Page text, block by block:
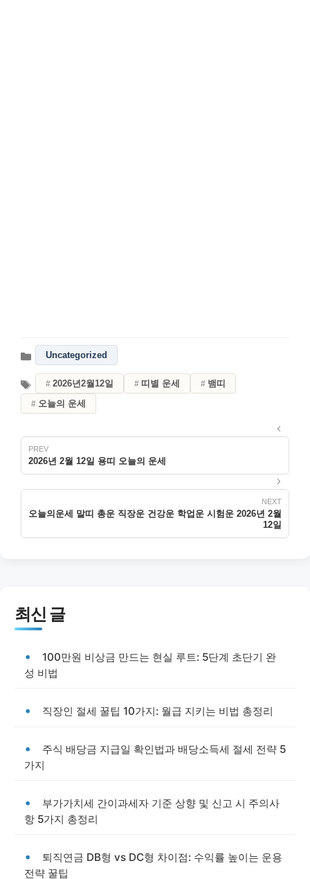
Uncategorized
2026년2월12일 띠별 운세
뱀띠
오늘의 운세
2026년 2월 12일 용띠 오늘의 운세
오늘의운세 말띠 총운 직장운 건강운 학업운 시험운 2026년 2월
12일
최신 글
100만원 비상금 만드는 현실 루트: 5단계 초단기 완
성 비법
직장인 절세 꿀팁 10가지: 월급 지키는 비법 총정리
주식 배당금 지급일 확인법과 배당소득세 절세 전략 5
가지
부가가치세 간이과세자 기준 상향 및 신고 시 주의사
항 5가지 총정리
퇴직연금 DB형 vs DC형 차이점: 수익률 높이는 운용
전략 꿀팁